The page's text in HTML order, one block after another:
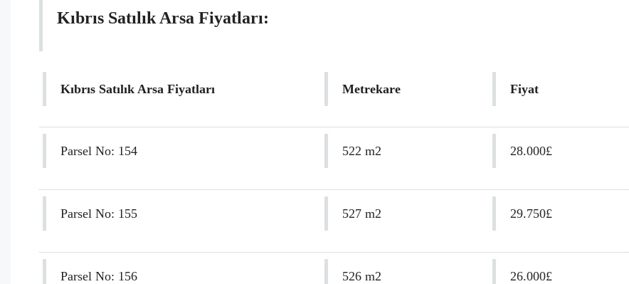
Kıbrıs Satılık Arsa Fiyatları:
Kıbrıs Satılık Arsa Fiyatları Metrekare Fiyat
Parsel No: 154 522 m2 28.000£
Parsel No: 155 527 m2 29.750£
Parsel No: 156 526 m2 26.000£